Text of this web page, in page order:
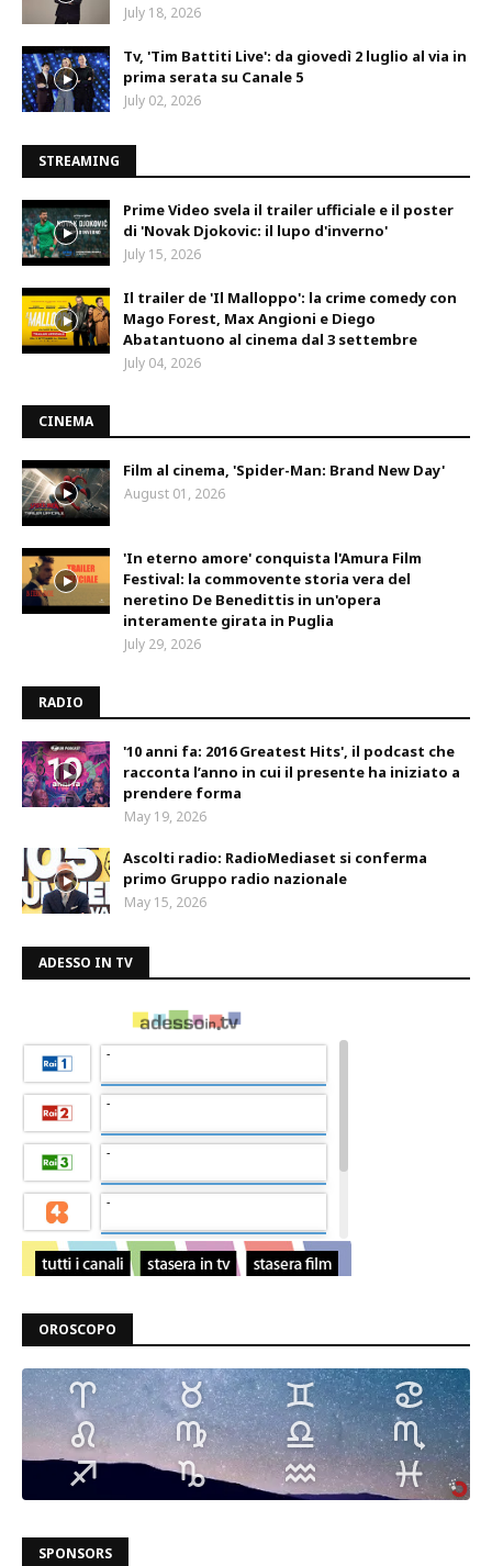
July 18, 2026
Tv, 'Tim Battiti Live': da giovedì 2 luglio al via in
prima serata su Canale 5
July 02, 2026
STREAMING
Prime Video svela il trailer ufficiale e il poster
di 'Novak Djokovic: il lupo d'inverno'
July 15, 2026
Il trailer de 'Il Malloppo': la crime comedy con
Mago Forest, Max Angioni e Diego
Abatantuono al cinema dal 3 settembre
July 04, 2026
CINEMA
Film al cinema, 'Spider-Man: Brand New Day'
August 01, 2026
'In eterno amore' conquista l'Amura Film
Festival: la commovente storia vera del
neretino De Benedittis in un'opera
interamente girata in Puglia
July 29, 2026
RADIO
'10 anni fa: 2016 Greatest Hits', il podcast che
racconta l’anno in cui il presente ha iniziato a
prendere forma
May 19, 2026
Ascolti radio: RadioMediaset si conferma
primo Gruppo radio nazionale
May 15, 2026
ADESSO IN TV
OROSCOPO
SPONSORS